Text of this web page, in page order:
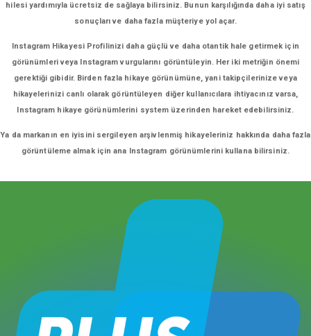
hilesi yardımıyla ücretsiz de sağlaya bilirsiniz. Bunun karşılığında daha iyi satış
sonuçları ve daha fazla müşteriye yol açar.
Instagram Hikayesi Profilinizi daha güçlü ve daha otantik hale getirmek için
görünümleri veya Instagram vurgularını görüntüleyin. Her iki metriğin önemi
gerektiği gibidir. Birden fazla hikaye görünümüne, yani takipçilerinize veya
hikayelerinizi canlı olarak görüntüleyen diğer kullanıcılara ihtiyacınız varsa,
Instagram hikaye görünümlerini system üzerinden hareket edebilirsiniz.
Ya da markanın en iyisini sergileyen arşivlenmiş hikayeleriniz hakkında daha fazla
görüntüleme almak için ana Instagram görünümlerini kullana bilirsiniz.